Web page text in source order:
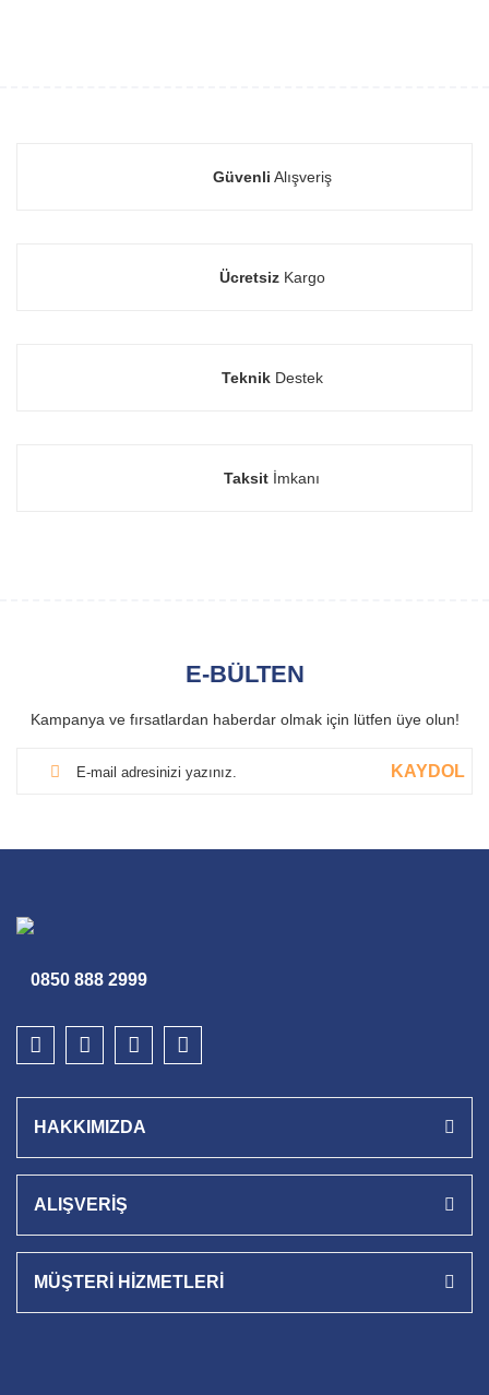
Güvenli Alışveriş
ÜcretsizKargo
TeknikDestek
Taksit İmkanı
E-BÜLTEN
Kampanya ve fırsatlardan haberdar olmak için lütfen üye olun!
KAYDOL
0850 888 2999
HAKKIMIZDA
ALIŞVERİŞ
MÜŞTERİ HİZMETLERİ